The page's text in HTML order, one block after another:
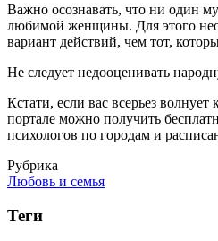
Важно осознавать, что ни один
любимой женщины. Для этого
вариант действий, чем тот,
Не следует недооценивать
Кстати, если вас всерьез
портале можно получить
психологов по городам и
Рубрика
Любовь и семья
Теги